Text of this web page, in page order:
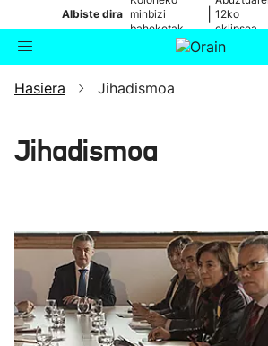
Albiste dira minbizi
baheketak
12ko
eklipsea
Bilatzailea
Ikusmiran
Eguraldia
Hasiera Jihadismoa
Jihadismoa